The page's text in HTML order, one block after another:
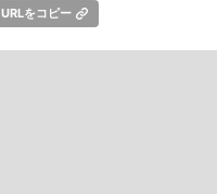
URLをコピー